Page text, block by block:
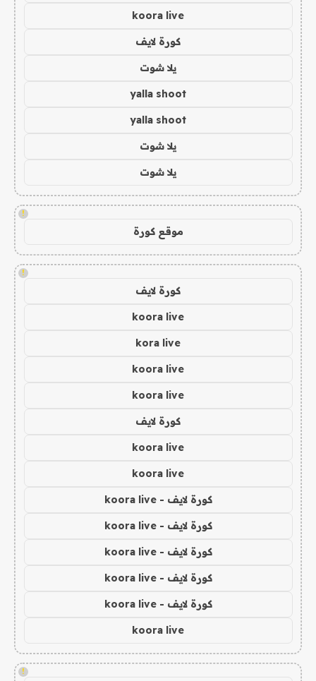
koora live
كورة لايف
يلا شوت
yalla shoot
yalla shoot
يلا شوت
يلا شوت
!
موقع كورة
!
كورة لايف
koora live
kora live
koora live
koora live
كورة لايف
koora live
koora live
كورة لايف - koora live
كورة لايف - koora live
كورة لايف - koora live
كورة لايف - koora live
كورة لايف - koora live
koora live
!